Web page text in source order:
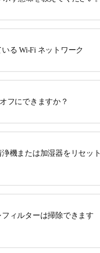
る Wi-Fi ネットワーク
フにできますか？
機または加湿器をリセット
ィルターは掃除できます